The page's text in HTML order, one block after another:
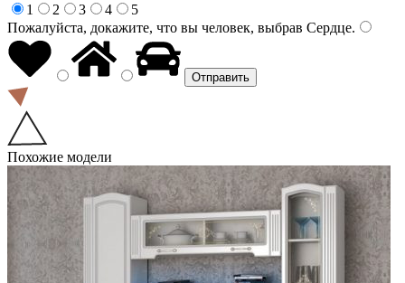
1
2 3 4
5
Пожалуйста, докажите, что вы человек, выбрав Сердце.
Похожие модели